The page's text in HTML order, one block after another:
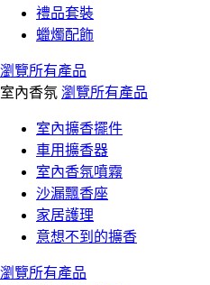
禮品套裝
蠟燭配飾
瀏覽所有產品
室內香氛 瀏覽所有產品
室內擴香擺件
車用擴香器
室內香氛噴霧
沙漏飄香座
家居護理
意想不到的擴香
瀏覽所有產品